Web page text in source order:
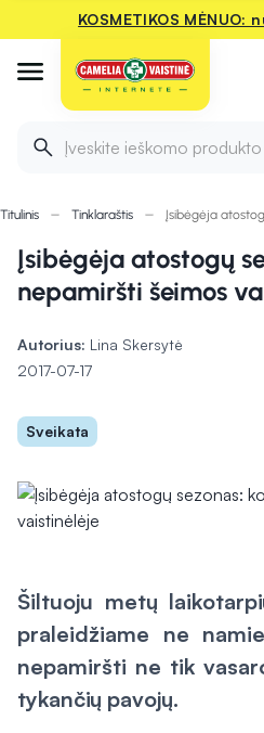
KOSMETIKOS
Įveskite ieškomo
Titulinis Tinklaraštis Įsibėgėja
Įsibėgėja atostogų
nepamiršti šeimos
Autorius: Lina Skersytė
2017-07-17
Sveikata
Šiltuoju metų
praleidžiame ne
nepamiršti ne tik
tykančių pavojų.